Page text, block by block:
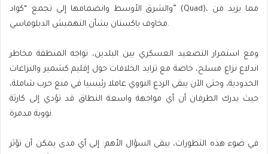
والشرق الأوسط وانضمامها إلى تجمع “كواد” (Quad)، مما يزيد من
مخاوف باكستان بشأن التهميش الدبلوماسي.
ومع استمرار التصعيد العسكري بين البلدين، تواجه المنطقة مخاطر
اندلاع نزاع مسلح، خاصة مع تزايد الخلافات حول إقليم كشمير والنزاعات
الحدودية، وحتى الآن يبقى الردع النووي عاملا رئيسيا في منع حرب شاملة،
حيث يدرك الطرفان أن أي مواجهة واسعة النطاق قد تؤدي إلى كارثة
نووية مدمرة.
في ضوء هذه التطورات، يبقى السؤال الأهم: إلى أي مدى يمكن أن تؤثر